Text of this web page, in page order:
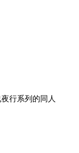
行系列的同人